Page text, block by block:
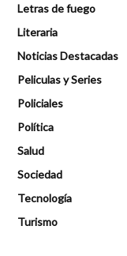
Letras de fuego
Literaria
Noticias Destacadas
Peliculas y Series
Policiales
Política
Salud
Sociedad
Tecnología
Turismo